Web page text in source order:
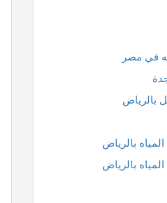
في مصر
بالرياض
بالرياض
بالرياض